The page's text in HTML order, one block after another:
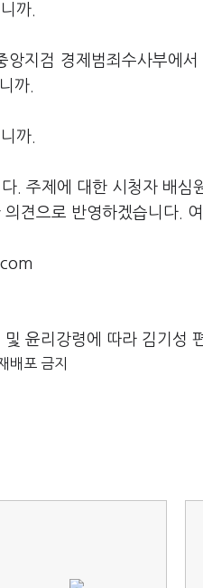
까.
앙지검 경제범죄수사부에
까.
까.
. 주제에 대한 시청자 배심
견으로 반영하겠습니다.
윤리강령에 따라 김기성
배포 금지